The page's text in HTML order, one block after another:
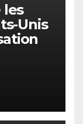
les
Unis